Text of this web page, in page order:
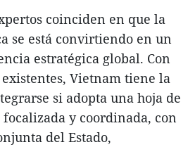
coinciden en que la
se está convirtiendo en un
estratégica global. Con
Vietnam tiene la
si adopta una hoja de
y coordinada, con
del Estado,